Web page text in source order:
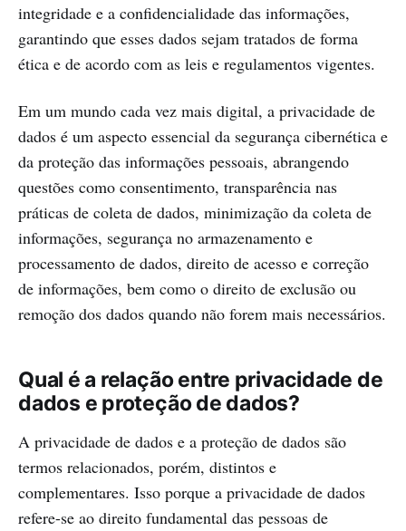
integridade e a confidencialidade das informações,
garantindo que esses dados sejam tratados de forma
ética e de acordo com as leis e regulamentos vigentes.
Em um mundo cada vez mais digital, a privacidade de
dados é um aspecto essencial da segurança cibernética e
da proteção das informações pessoais, abrangendo
questões como consentimento, transparência nas
práticas de coleta de dados, minimização da coleta de
informações, segurança no armazenamento e
processamento de dados, direito de acesso e correção
de informações, bem como o direito de exclusão ou
remoção dos dados quando não forem mais necessários.
Qual é a relação entre privacidade de
dados e proteção de dados?
A privacidade de dados e a proteção de dados são
termos relacionados, porém, distintos e
complementares. Isso porque a privacidade de dados
refere-se ao direito fundamental das pessoas de